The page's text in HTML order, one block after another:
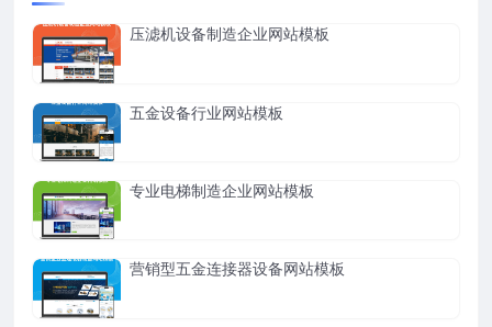
压滤机设备制造企业网站模板
五金设备行业网站模板
专业电梯制造企业网站模板
营销型五金连接器设备网站模板